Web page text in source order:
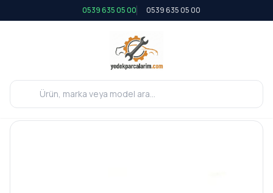
0539 635 05 00 0539 635 05 00